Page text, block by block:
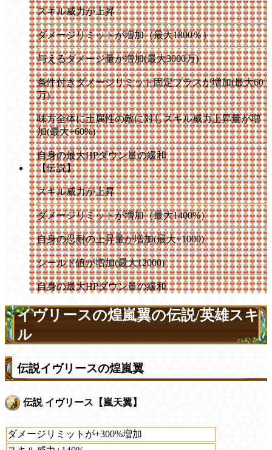
スキル威力が上昇
ダメージリミットが増加（最大1800％）
与えるダメージ量が増加(最大3000万)
条件付きダメージリミット固定プラスが増加(最大60
万)
味方全体に土属性の敵に対しスキル威力上昇量が増
加(最大+60%)
自身の最大HPダウン量の緩和
【伝説】
スキル威力が上昇
ダメージリミットが増加（最大1400%）
自身の忍耐の上昇量が増加(最大+1000)
シールド値が増加(最大12000)
自身の最大HPダウン量の緩和
イヴリースの煌嵐翼の伝説/英雄スキ
ル
伝説イヴリースの煌嵐翼
伝説 イヴリース【嵐天翼】
ダメージリミットが+300%増加